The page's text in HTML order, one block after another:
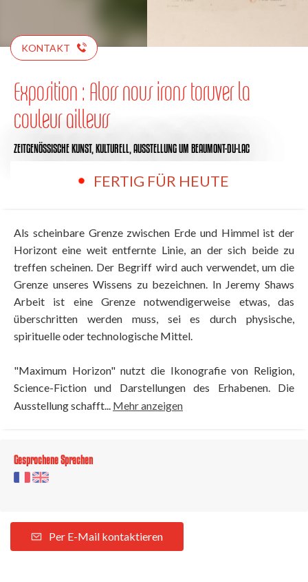
KONTAKT
Exposition : Alors nous irons toruver la
couleur ailleurs
ZEITGENÖSSISCHE KUNST, KULTURELL, AUSSTELLUNGUM BEAUMONT-DU-LAC
FERTIG FÜR HEUTE
Als scheinbare Grenze zwischen Erde und Himmel ist der
Horizont eine weit entfernte Linie, an der sich beide zu
treffen scheinen. Der Begriff wird auch verwendet, um die
Grenze unseres Wissens zu bezeichnen. In Jeremy Shaws
Arbeit ist eine Grenze notwendigerweise etwas, das
überschritten werden muss, sei es durch physische,
spirituelle oder technologische Mittel.
"Maximum Horizon" nutzt die Ikonografie von Religion,
Science-Fiction und Darstellungen des Erhabenen. Die
Ausstellung schafft... Mehr anzeigen
Gesprochene Sprachen
Per E-Mail kontaktieren